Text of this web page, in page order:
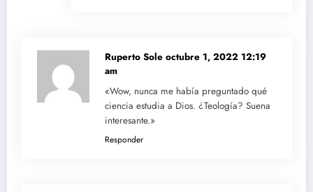
Ruperto Sole octubre 1, 2022 12:19
am
«Wow, nunca me había preguntado qué
ciencia estudia a Dios. ¿Teología? Suena
interesante.»
Responder